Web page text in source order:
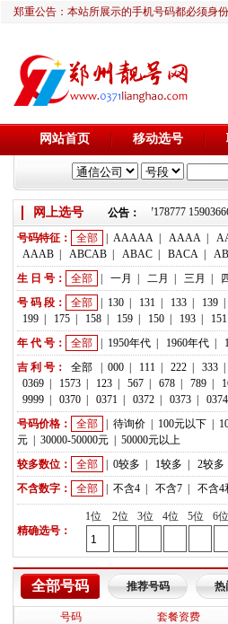
郑重公告：本站所展示的手机号码都必须身
网站首页 移动选号
网上选号 公告：
靓号推荐：18236933666 13837178777
号码特征： 全部 AAAAA AAAA
AAAB
ABCAB ABAC BACA
生 日 号：
全部 一月 二月 三月
号 码 段：
全部 130 131 133 139
199
175 158 159 150 193 151
年 代 号：
全部 1950年代 1960年代
吉 利 号：
全部 000 111 222 333
0369
1573 123 567 678 789
9999
0370 0371 0372 0373 0374
号码价格：
全部 待询价 100元以下
元
30000-50000元
50000元以上
较多数位：
全部 0较多 1较多 2较多
不含数字：
全部 不含4 不含7 不含4
精确选号：
1位 2位 3位 4位 5位 6位
全部号码 推荐号码 热
号码 套餐资费